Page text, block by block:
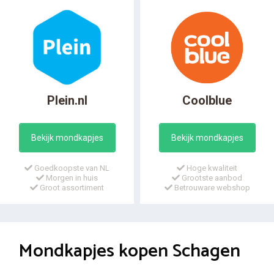
Plein.nl
Bekijk mondkapjes
Goedkoopste van NL
Morgen in huis
Groot assortiment
Coolblue
Bekijk mondkapjes
Hoge kwaliteit
Grootste aanbod
Betrouware webshop
Mondkapjes kopen Schagen